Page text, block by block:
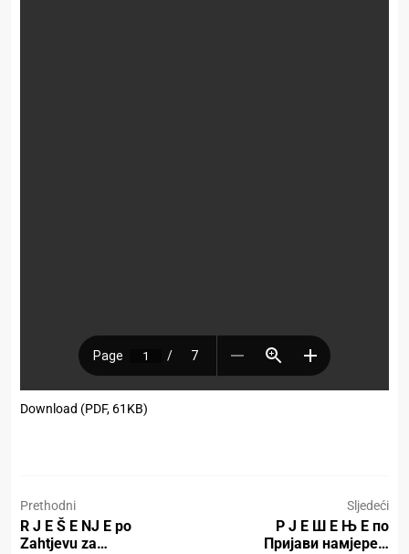
Download (PDF, 61KB)
Prethodni
R J E Š E NJ E po
Zahtjevu za…
Sljedeći
Р Ј Е Ш Е Њ Е по
Пријави намјере…